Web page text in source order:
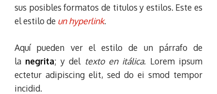
sus posibles formatos de titulos y estilos. Este es
el estilo de un hyperlink.
Aquí pueden ver el estilo de un párrafo de
la negrita; y del texto en itálica. Lorem ipsum
ectetur adipiscing elit, sed do ei smod tempor
incidid.